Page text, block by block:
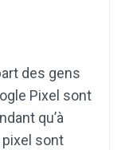
des gens
Pixel sont
qu’à
pixel sont